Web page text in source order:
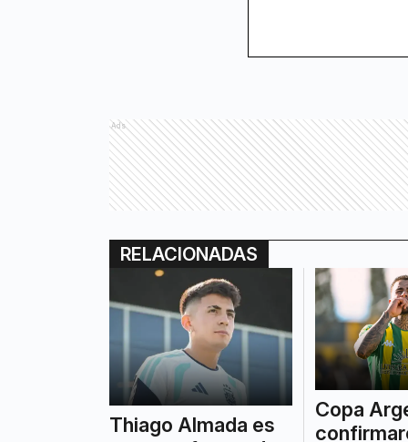
Ads
RELACIONADAS
Thiago Almada es
Copa